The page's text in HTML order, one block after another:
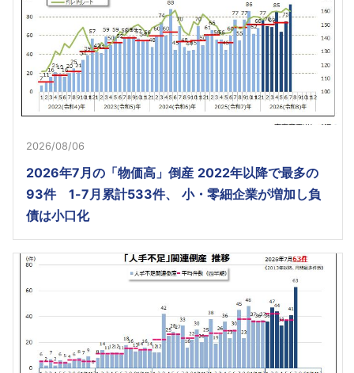
2026/08/06
2026年7月の「物価高」倒産 2022年以降で最多の
93件 1-7月累計533件、 小・零細企業が増加し負
債は小口化